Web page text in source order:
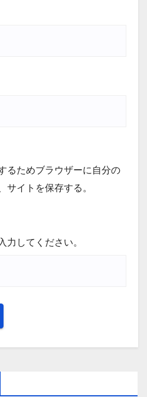
るためブラウザーに自分の
サイトを保存する。
力してください。